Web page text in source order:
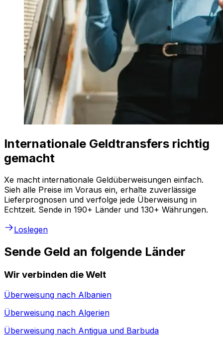
Internationale Geldtransfers richtig
gemacht
Xe macht internationale Geldüberweisungen einfach.
Sieh alle Preise im Voraus ein, erhalte zuverlässige
Lieferprognosen und verfolge jede Überweisung in
Echtzeit. Sende in 190+ Länder und 130+ Währungen.
Loslegen
Sende Geld an folgende Länder
Wir verbinden die Welt
Überweisung nach Albanien
Überweisung nach Algerien
Überweisung nach Antigua und Barbuda